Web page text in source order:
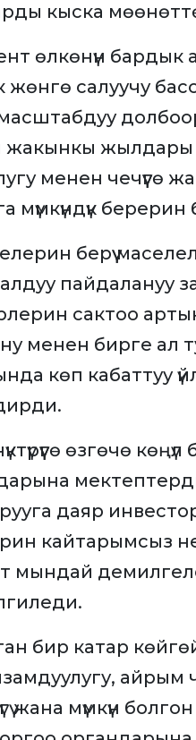
кыска
өлкөнүн бардык
жөнгө салуучу
жылдары
менен чечүүгө
мүмкүндүк
берүү
пайдалануу
сактоо
менен бирге ал
көп кабаттуу
өзгөчө
даяр
кайтарымсыз
бир катар
айрым
жана мүмкүн